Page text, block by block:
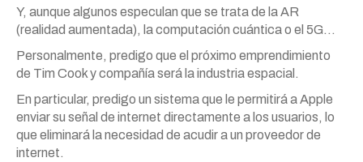
Y, aunque algunos especulan que se trata de la AR
(realidad aumentada), la computación cuántica o el 5G…
Personalmente, predigo que el próximo emprendimiento
de Tim Cook y compañía será la industria espacial.
En particular, predigo un sistema que le permitirá a Apple
enviar su señal de internet directamente a los usuarios, lo
que eliminará la necesidad de acudir a un proveedor de
internet.